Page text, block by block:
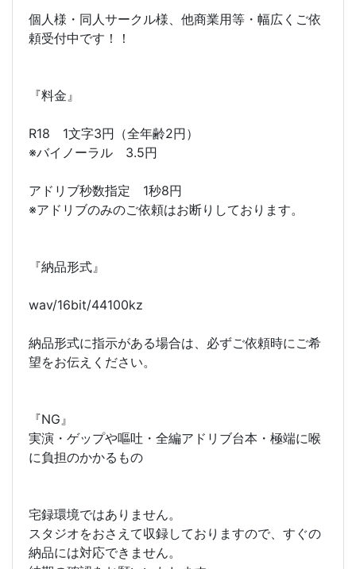
個人様・同人サークル様、他商業用等・幅広くご依
頼受付中です！！
『料金』
R18 1文字3円（全年齢2円）
※バイノーラル 3.5円
アドリブ秒数指定 1秒8円
※アドリブのみのご依頼はお断りしております。
『納品形式』
wav/16bit/44100kz
納品形式に指示がある場合は、必ずご依頼時にご希
望をお伝えください。
『NG』
実演・ゲップや嘔吐・全編アドリブ台本・極端に喉
に負担のかかるもの
宅録環境ではありません。
スタジオをおさえて収録しておりますので、すぐの
納品には対応できません。